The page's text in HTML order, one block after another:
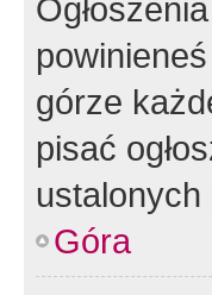
górze
pisać
Góra